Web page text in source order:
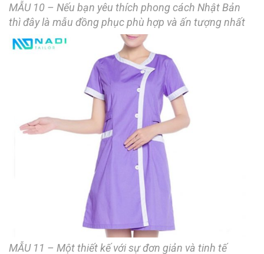
MẪU 10 – Nếu bạn yêu thích phong cách Nhật Bản
thì đây là mẫu đồng phục phù hợp và ấn tượng nhất
MẪU 11 – Một thiết kế với sự đơn giản và tinh tế